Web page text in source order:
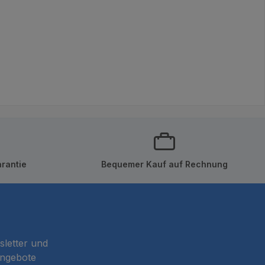
Bequemer Kauf auf Rechnung
und